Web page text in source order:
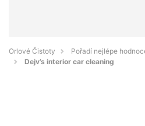
Orlové Čistoty
Pořadí nejlépe
Dejv’s interior car cleaning